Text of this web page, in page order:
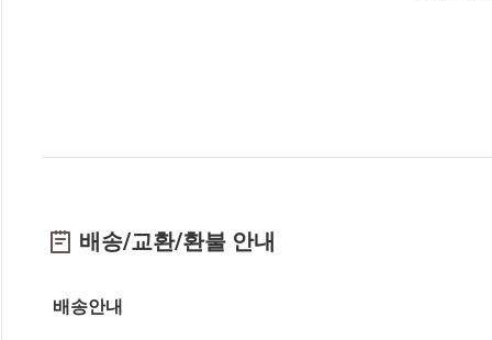
배송/교환/환불 안내
배송안내